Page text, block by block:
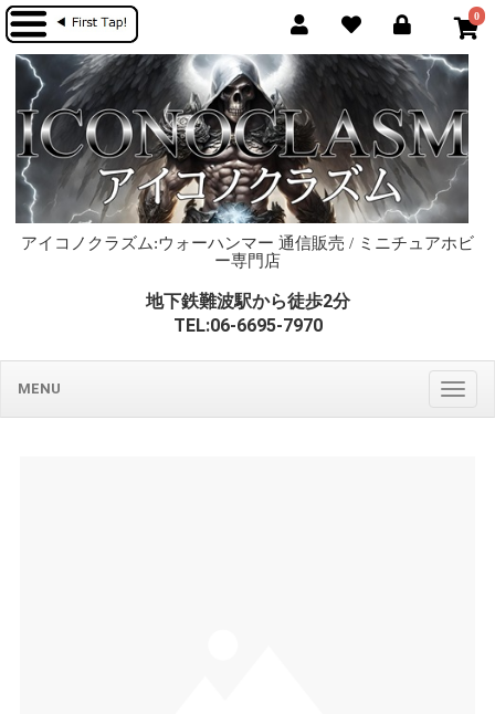
0
アイコノクラズム:ウォーハンマー 通信販売 / ミニチュアホビ
ー専門店
地下鉄難波駅から徒歩2分
TEL:06-6695-7970
MENU